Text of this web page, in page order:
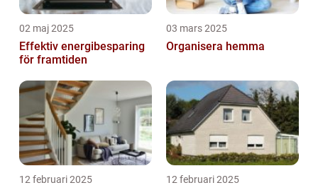
02 maj 2025
Effektiv energibesparing
för framtiden
03 mars 2025
Organisera hemma
12 februari 2025 12 februari 2025